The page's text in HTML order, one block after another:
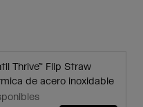
Thrive™ Flip Straw
de acero inoxidable